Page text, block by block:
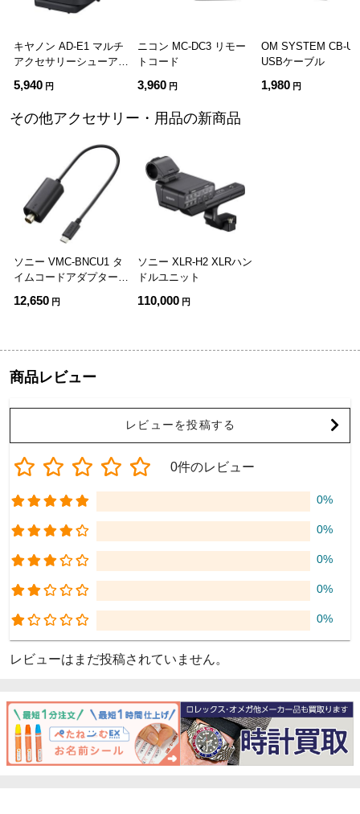
キヤノン AD-E1 マルチ
アクセサリーシューアダ
5,940 円
ニコン MC-DC3 リモー
トコード
3,960 円
OM SYSTEM CB-
USBケーブル
1,980 円
その他アクセサリー・用品の新商品
ソニー VMC-BNCU1 タ
イムコードアダプターケ
12,650 円
ソニー XLR-H2 XLRハン
ドルユニット
110,000 円
商品レビュー
レビューを投稿する
0件のレビュー
0%
0%
0%
0%
0%
レビューはまだ投稿されていません。